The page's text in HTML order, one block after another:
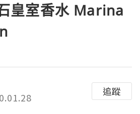
皇室香水 Marina
追蹤